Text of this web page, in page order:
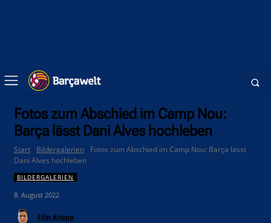
Fotos zum Abschied im Camp Nou:
Barça lässt Dani Alves hochleben
Start Bildergalerien
Fotos zum Abschied im Camp Nou: Barça lässt
Dani Alves hochleben
BILDERGALERIEN
8. August 2022
Filip Knopp